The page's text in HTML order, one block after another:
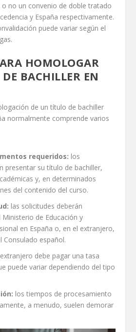
no un convenio de doble tratado
y España respectivamente.
puede variar según el
HOMOLOGAR
BACHILLER EN
de un título de bachiller
normalmente comprende varios
requeridos: los
presentar su título de bachiller,
y, en determinados
del contenido del curso.
: las solicitudes deberán
de Educación y
en España o, en el extranjero,
Consulado español.
debe pagar una tasa
puede variar dependiendo del tipo
: los tiempos de procesamiento
a menudo, suelen demorar